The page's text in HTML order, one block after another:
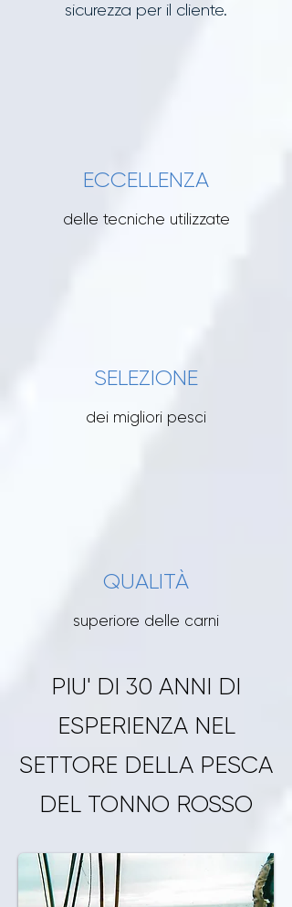
sicurezza per il cliente.
ECCELLENZA
delle tecniche utilizzate
SELEZIONE
dei migliori pesci
QUALITÀ
superiore delle carni
PIU' DI 30 ANNI DI
ESPERIENZA NEL
SETTORE DELLA PESCA
DEL TONNO ROSSO